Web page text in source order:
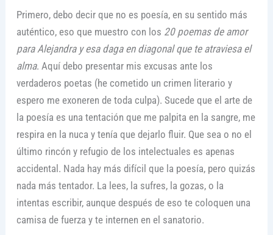
Primero, debo decir que no es poesía, en su sentido más
auténtico, eso que muestro con los 20 poemas de amor
para Alejandra y esa daga en diagonal que te atraviesa el
alma. Aquí debo presentar mis excusas ante los
verdaderos poetas (he cometido un crimen literario y
espero me exoneren de toda culpa). Sucede que el arte de
la poesía es una tentación que me palpita en la sangre, me
respira en la nuca y tenía que dejarlo fluir. Que sea o no el
último rincón y refugio de los intelectuales es apenas
accidental. Nada hay más difícil que la poesía, pero quizás
nada más tentador. La lees, la sufres, la gozas, o la
intentas escribir, aunque después de eso te coloquen una
camisa de fuerza y te internen en el sanatorio.